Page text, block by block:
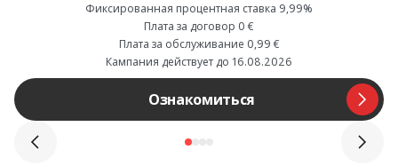
Фиксированная процентная ставка 9,99%
Плата за договор 0 €
Плата за обслуживание 0,99 €
Кампания действует до 16.08.2026
Ознакомиться